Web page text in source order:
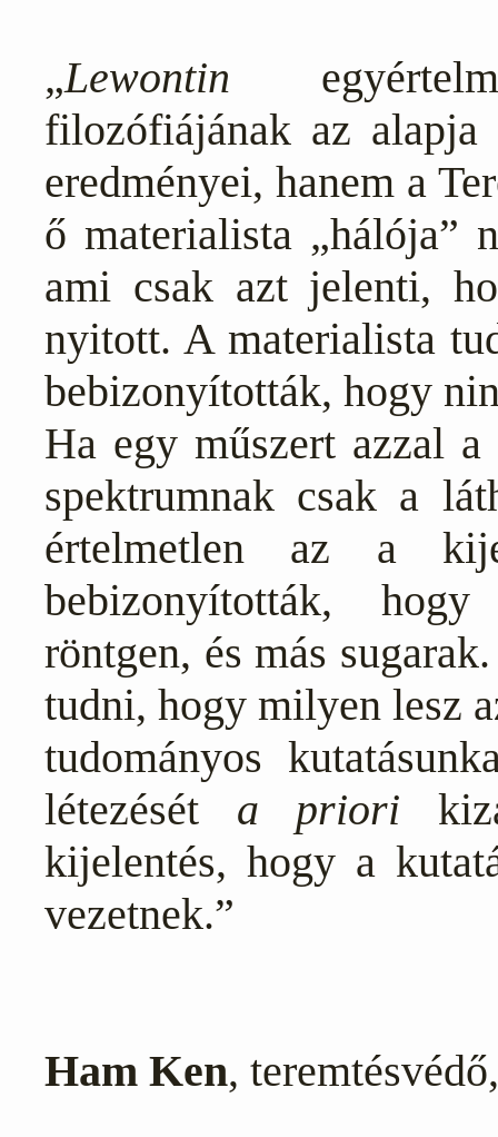
„Lewontin
filozófiájának az alapja
eredményei, hanem a
ő materialista „hálója”
ami csak azt jelenti,
nyitott. A materialista
bebizonyították, hogy
Ha egy műszert azzal
spektrumnak csak a
értelmetlen az a
bebizonyították,
röntgen, és más
tudni, hogy milyen lesz
tudományos
létezését a priori
kijelentés, hogy a
vezetnek.”
Ham Ken,